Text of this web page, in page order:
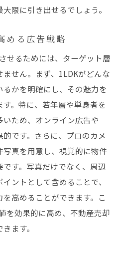
限に引き出せるでしょう。
める広告戦略
せるためには、ターゲット層
せん。まず、1LDKがどんな
かを明確にし、その魅力を
。特に、若年層や単身者を
ため、オンライン広告や
です。さらに、プロのカメ
真を用意し、視覚的に物件
す。写真だけでなく、周辺
ントとして含めることで、
高めることができます。こ
を効果的に高め、不動産売却
ます。